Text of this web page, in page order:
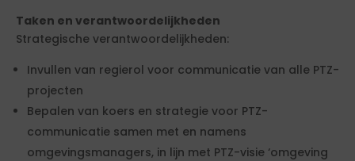
Taken en verantwoordelijkheden
Strategische verantwoordelijkheden:
Invullen van regierol voor communicatie van alle PTZ-
projecten
Bepalen van koers en strategie voor PTZ-
communicatie samen met en namens
omgevingsmanagers, in lijn met PTZ-visie ‘omgeving